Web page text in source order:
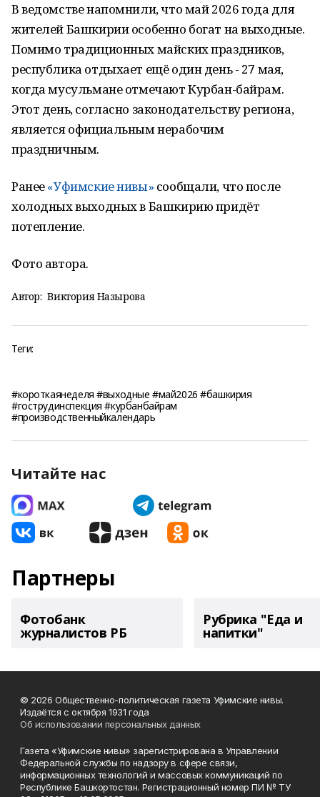
В ведомстве напомнили, что май 2026 года для
жителей Башкирии особенно богат на выходные.
Помимо традиционных майских праздников,
республика отдыхает ещё один день - 27 мая,
когда мусульмане отмечают Курбан-байрам.
Этот день, согласно законодательству региона,
является официальным нерабочим
праздничным.
Ранее«Уфимские нивы» сообщали, что после
холодных выходных в Башкирию придёт
потепление.
Фото автора.
Автор: Виктория Назырова
Теги:
#короткаянеделя #выходные #май2026 #башкирия
#гострудинспекция #курбанбайрам
#производственныйкалендарь
Читайте нас
Партнеры
Фотобанк
журналистов РБ
Рубрика "Еда и
напитки"
© 2026 Общественно-политическая газета Уфимские нивы.
Издаётся с октября 1931 года
Об использовании персональных данных
Газета «Уфимские нивы» зарегистрирована в Управлении
Федеральной службы по надзору в сфере связи,
информационных технологий и массовых коммуникаций по
Республике Башкортостан. Регистрационный номер ПИ № ТУ